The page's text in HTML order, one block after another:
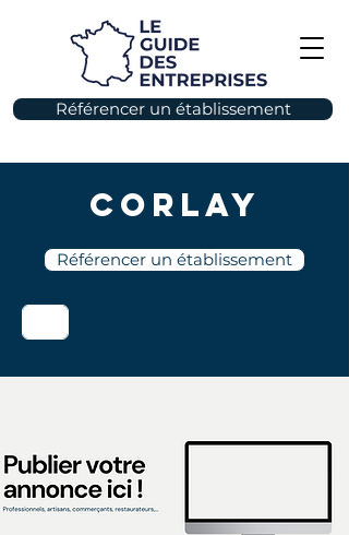
Référencer un établissement
Corlay
Référencer un établissement